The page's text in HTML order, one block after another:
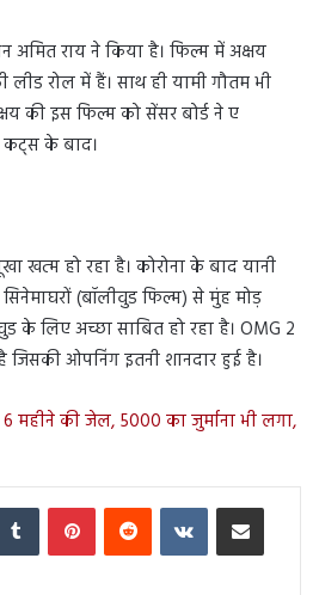
अमित राय ने किया है। फिल्म में अक्षय
लीड रोल में हैं। साथ ही यामी गौतम भी
की इस फिल्म को सेंसर बोर्ड ने ए
कट्स के बाद।
खत्म हो रहा है। कोरोना के बाद यानी
(बॉलीवुड फिल्म) से मुंह मोड़
के लिए अच्छा साबित हो रहा है। OMG 2
ओपनिंग इतनी शानदार हुई है।
महीने की जेल, 5000 का जुर्माना भी लगा,
Tumblr PinterestReddit VKontakteShare via Email